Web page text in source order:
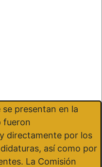
presentan en la
fueron
directamente por los
así como por
La Comisión